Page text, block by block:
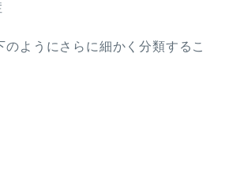
のようにさらに細かく分類するこ